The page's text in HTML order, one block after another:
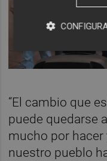
“El cambio que
puede quedarse
mucho por
nuestro pueblo